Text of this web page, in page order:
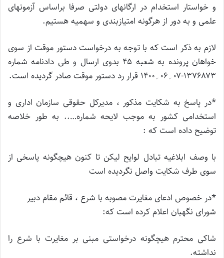
و خواستار استخدام در ارگانهای دولتی صرفا براساس آزمونهای
علمی و به دور از هرگونه امتیازبندی و سهمیه هستیم.
لازم به ذکر است که با توجه به درخواست دستور موقت از سوی
خواهان پرونده به شعبه ۴۵ بدوی ارسال و طی دادنامه شماره
۱۳۷۶۸۷۳-۰۷؍۰۶؍۱۴۰۰ قرار رد دستور موقت صادر گردیده است.
*در پاسخ به شکایت مذکور ، مدیرکل حقوقی سازمان اداری و
استخدامی کشور به موجب لایحه شماره….. به طور خلاصه
توضیح داده است که :
با وصف ابلاغیه تبادل لوایح لیکن تا کنون هیچگونه پاسخی از
سوی طرف شکایت واصل نگردیده است
*در خصوص ادعای مغایرت مصوبه با شرع ، قائم مقام دبیر
شورای نگهبان اعلام کرده است که:
شاکی محترم هیچگونه درخواستی مبنی بر مغایرت با شرع را
نداشته.